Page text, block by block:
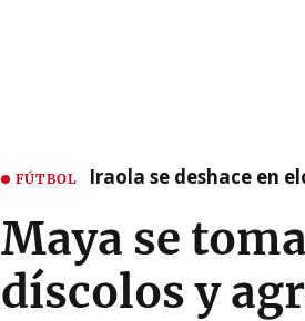
FÚTBOL Iraola se deshace en
Maya se
díscolos y